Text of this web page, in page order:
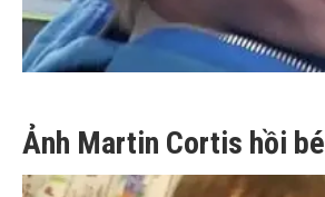
Ảnh Martin Cortis hồi bé